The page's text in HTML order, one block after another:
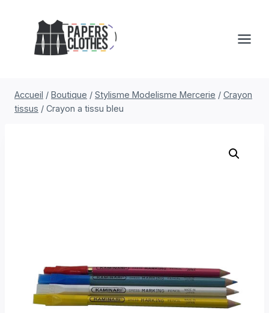
contenu
Accueil / Boutique / Stylisme Modelisme Mercerie / Crayon
tissus / Crayon a tissu bleu